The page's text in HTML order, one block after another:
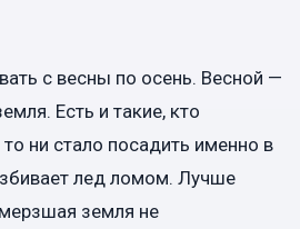
с весны по осень. Весной —
Есть и такие, кто
ни стало посадить именно в
лед ломом. Лучше
земля не